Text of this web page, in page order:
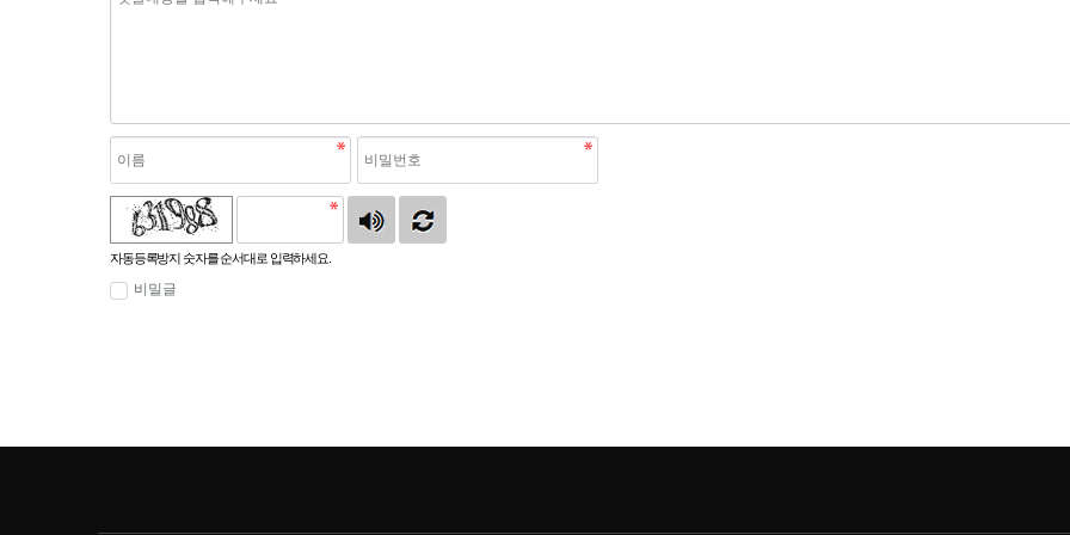
자동등록방지 숫자를 순서대로 입력하세요.
비밀글